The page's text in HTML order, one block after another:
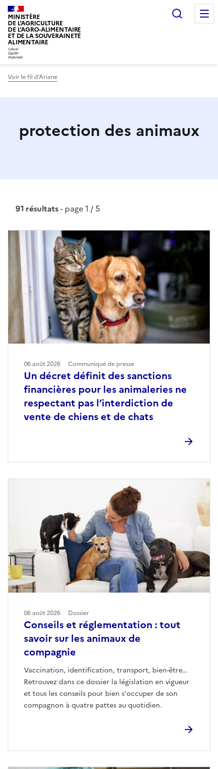
MINISTÈRE
DE L'AGRICULTURE
DE L'AGRO-ALIMENTAIRE
ET DE LA SOUVERAINETÉ
ALIMENTAIRE
Voir le fil d’Ariane
protection des animaux
91 résultats- page 1 / 5
Un décret définit des sanctions
financières pour les animaleries ne
respectant pas l’interdiction de
vente de chiens et de chats
06 août 2026 Communiqué de presse
Conseils et réglementation : tout
savoir sur les animaux de
compagnie
Vaccination, identification, transport, bien-être…
Retrouvez dans ce dossier la législation en vigueur
et tous les conseils pour bien s'occuper de son
compagnon à quatre pattes au quotidien.
06 août 2026 Dossier